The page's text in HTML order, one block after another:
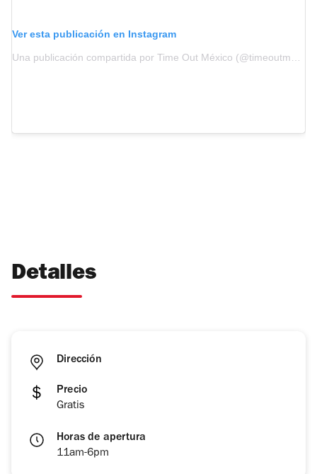
Ver esta publicación en Instagram
Una publicación compartida por Time Out México (@timeoutmexico)
Detalles
Dirección
Precio
Gratis
Horas de apertura
11am-6pm